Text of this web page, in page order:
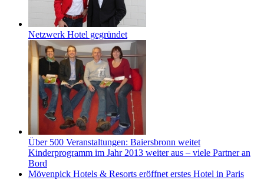
Netzwerk Hotel gegründet
Über 500 Veranstaltungen: Baiersbronn weitet
Kinderprogramm im Jahr 2013 weiter aus – viele Partner an
Bord
Mövenpick Hotels & Resorts eröffnet erstes Hotel in Paris